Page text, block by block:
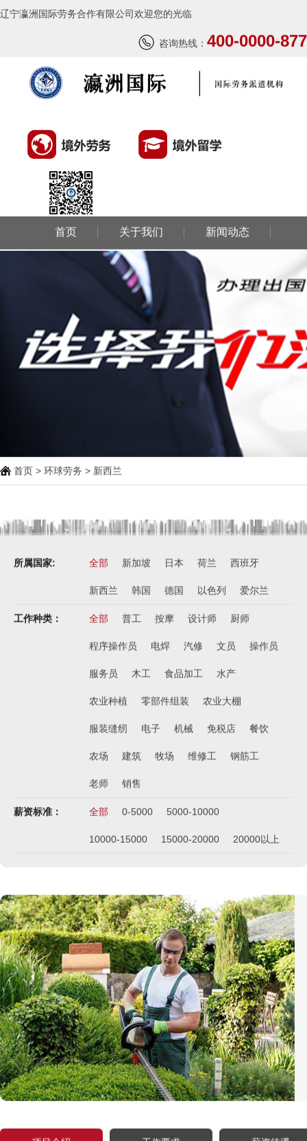
辽宁瀛洲国际劳务合作有限公司欢迎您的光临
咨询热线： 400-0000-877
首页 关于我们 新闻动态
环球留学
联系我们
首页 > 环球劳务 > 新西兰
所属国家: 全部 新加坡 日本 荷兰 西班牙
新西兰 韩国 德国 以色列 爱尔兰
工作种类： 全部 普工 按摩 设计师 厨师
程序操作员 电焊 汽修 文员 操作员
服务员 木工 食品加工 水产
农业种植 零部件组装 农业大棚
服装缝纫 电子 机械 免税店 餐饮
农场 建筑 牧场 维修工 钢筋工
老师 销售
薪资标准： 全部 0-5000 5000-10000
10000-15000 15000-20000 20000以上